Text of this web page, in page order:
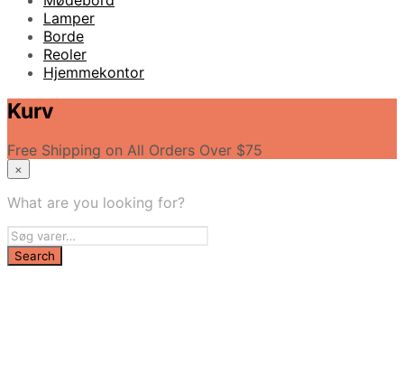
Lamper
Borde
Reoler
Hjemmekontor
Kurv
Free Shipping on All Orders Over $75
×
What are you looking for?